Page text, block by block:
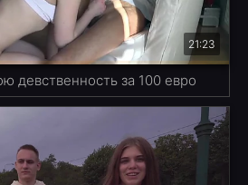
21:23
девственность за 100 евро